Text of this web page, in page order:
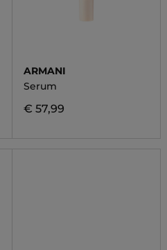
ARMANI
Serum
€ 57,99